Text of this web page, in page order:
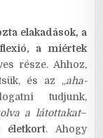
elakadások, a
a miértek
része. Ahhoz,
és az „aha-
tudjunk,
a látottakat–
életkort. Ahogy